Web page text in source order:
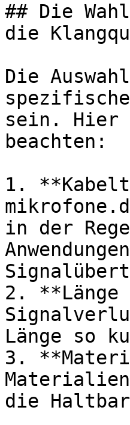
## Die
die
Die
sein. Hier
beachten:
1.
in der
2. **Länge
Länge so
3.
die